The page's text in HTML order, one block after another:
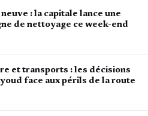
: la capitale lance une
de nettoyage ce week-end
et transports : les décisions
face aux périls de la route